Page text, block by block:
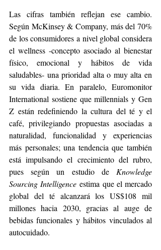
Las cifras también reflejan ese cambio.
Según McKinsey & Company, más del 70%
de los consumidores a nivel global considera
el wellness -concepto asociado al bienestar
físico, emocional y hábitos de vida
saludables- una prioridad alta o muy alta en
su vida diaria. En paralelo, Euromonitor
International sostiene que millennials y Gen
Z están redefiniendo la cultura del té y el
café, privilegiando propuestas asociadas a
naturalidad, funcionalidad y experiencias
más personales; una tendencia que también
está impulsando el crecimiento del rubro,
pues según un estudio de Knowledge
Sourcing Intelligence estima que el mercado
global del té alcanzará los US$108 mil
millones hacia 2030, gracias al auge de
bebidas funcionales y hábitos vinculados al
autocuidado.